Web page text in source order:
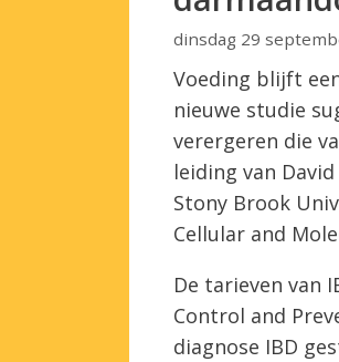
dinsdag 29
Voeding blijft
nieuwe studie
verergeren die
leiding van
Stony Brook
Cellular and
De tarieven van
Control and
diagnose IBD